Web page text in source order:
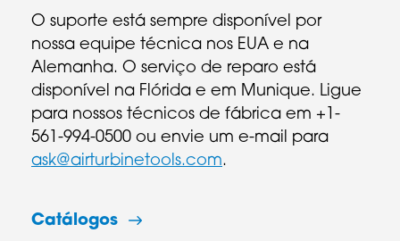
O suporte está sempre disponível por
nossa equipe técnica nos EUA e na
Alemanha. O serviço de reparo está
disponível na Flórida e em Munique. Ligue
para nossos técnicos de fábrica em +1-
561-994-0500 ou envie um e-mail para
ask@airturbinetools.com.
Catálogos